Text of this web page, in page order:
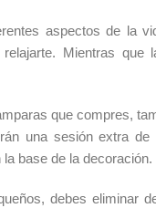
aspectos de la
Mientras
que compres,
una sesión extra
base de la decoración.
debes eliminar